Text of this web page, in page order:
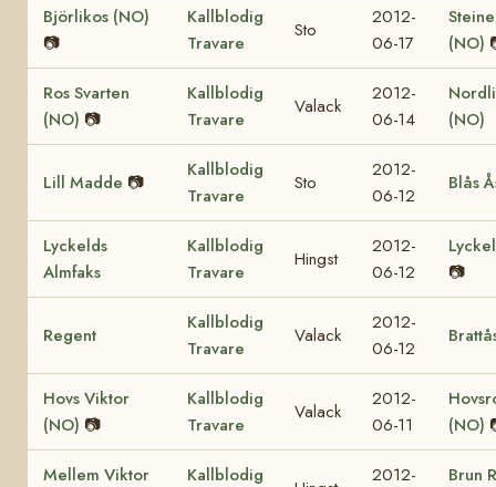
Björlikos (NO)
📷
Kallblodig
Travare
Sto
2012-
06-17
(NO)
Ros Svarten
(NO) 📷
Kallblodig
Travare
Valack
2012-
06-14
(NO)
Lill Madde 📷
Kallblodig
Travare
Sto
2012-
06-12
Blås
Lyckelds
Almfaks
Kallblodig
Travare
Hingst
2012-
06-12
📷
Regent
Kallblodig
Travare
Valack
2012-
06-12
Hovs Viktor
(NO) 📷
Kallblodig
Travare
Valack
2012-
06-11
(NO)
Mellem Viktor Kallblodig 2012- Brun